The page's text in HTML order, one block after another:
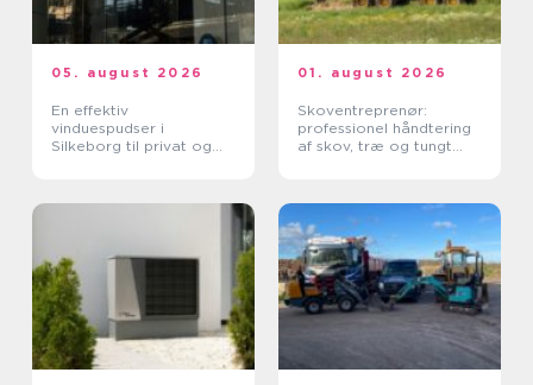
05. august 2026
En effektiv
vinduespudser i
Silkeborg til privat og
01. august 2026
Skoventreprenør:
professionel håndtering
af skov, træ og tungt